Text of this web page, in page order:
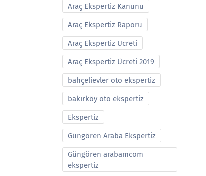
Araç Ekspertiz Kanunu
Araç Ekspertiz Raporu
Araç Ekspertiz Ucreti
Araç Ekspertiz Ücreti 2019
bahçelievler oto ekspertiz
bakırköy oto ekspertiz
Ekspertiz
Güngören Araba Ekspertiz
Güngören arabamcom
ekspertiz